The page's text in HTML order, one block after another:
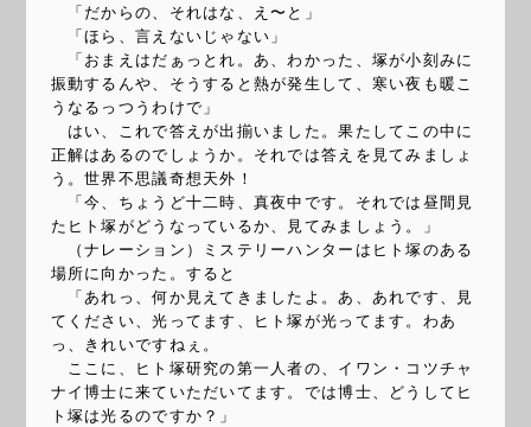
「だからの、それはな、え〜と」
「ほら、言えないじゃない」
「おまえはだぁっとれ。あ、わかった、塚が小刻みに
振動するんや、そうすると熱が発生して、寒い夜も暖こ
うなるっつうわけで」
はい、これで答えが出揃いました。果たしてこの中に
正解はあるのでしょうか。それでは答えを見てみましょ
う。世界不思議奇想天外！
「今、ちょうど十二時、真夜中です。それでは昼間見
たヒト塚がどうなっているか、見てみましょう。」
（ナレーション）ミステリーハンターはヒト塚のある
場所に向かった。すると
「あれっ、何か見えてきましたよ。あ、あれです、見
てください、光ってます、ヒト塚が光ってます。わあ
っ、きれいですねぇ。
ここに、ヒト塚研究の第一人者の、イワン・コツチャ
ナイ博士に来ていただいてます。では博士、どうしてヒ
ト塚は光るのですか？」